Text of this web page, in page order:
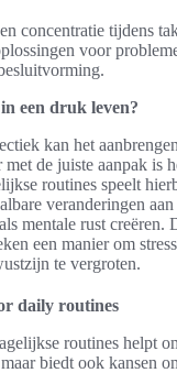
concentratie tijdens
voor
een druk leven?
kan het
de juiste aanpak is
routines speelt
veranderingen
mentale rust creëren.
een manier om
te vergroten.
daily routines
routines helpt
biedt ook kansen